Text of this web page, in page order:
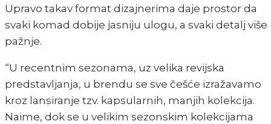
Upravo takav format dizajnerima daje prostor da
svaki komad dobije jasniju ulogu, a svaki detalj više
pažnje.
“U recentnim sezonama, uz velika revijska
predstavljanja, u brendu se sve češće izražavamo
kroz lansiranje tzv. kapsularnih, manjih kolekcija.
Naime, dok se u velikim sezonskim kolekcijama